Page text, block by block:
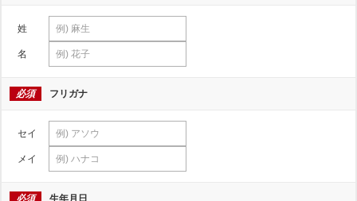
姓
名
必須 フリガナ
セイ
メイ
必須 生年月日